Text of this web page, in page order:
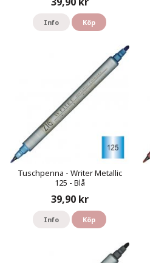
Info Köp
Tuschpenna - Writer Metallic
125 - Blå
39,90 kr
Info Köp